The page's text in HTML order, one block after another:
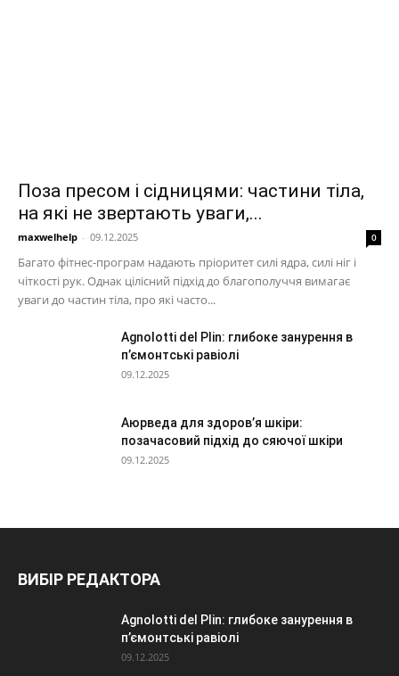
Поза пресом і сідницями: частини тіла,
на які не звертають уваги,...
maxwelhelp - 09.12.2025 0
Багато фітнес-програм надають пріоритет силі ядра, силі ніг і
чіткості рук. Однак цілісний підхід до благополуччя вимагає
уваги до частин тіла, про які часто...
Agnolotti del Plin: глибоке занурення в
п’ємонтські равіолі
09.12.2025
Аюрведа для здоров’я шкіри:
позачасовий підхід до сяючої шкіри
09.12.2025
ВИБІР РЕДАКТОРА
Agnolotti del Plin: глибоке занурення в
п’ємонтські равіолі
09.12.2025